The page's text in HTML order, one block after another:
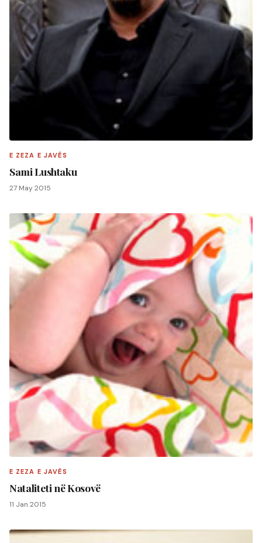
E ZEZA E JAVËS
Sami Lushtaku
27 May 2015
E ZEZA E JAVËS
Nataliteti në Kosovë
11 Jan 2015